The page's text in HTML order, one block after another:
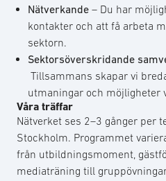
Nätverkande – Du har
kontakter och att få arbeta
sektorn.
Sektorsöverskridande
Tillsammans skapar vi
utmaningar och möjligheter
Våra träffar
Nätverket ses 2–3 gånger per
Stockholm. Programmet
från utbildningsmoment,
mediaträning till